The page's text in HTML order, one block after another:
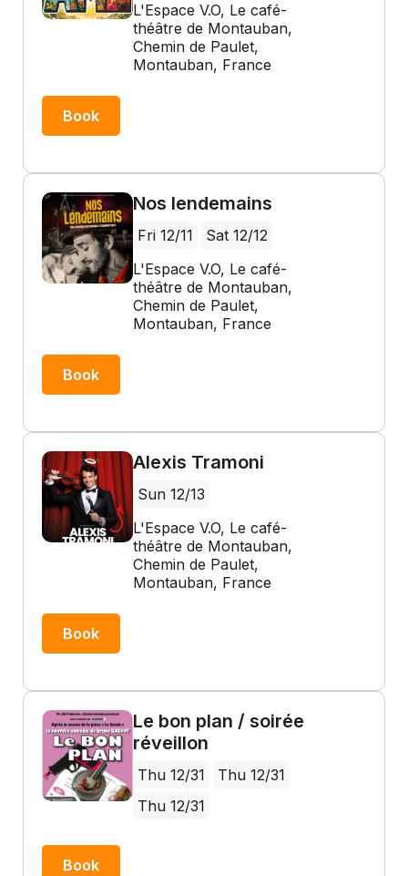
L'Espace V.O, Le café-
théâtre de Montauban,
Chemin de Paulet,
Montauban, France
Book
Nos lendemains
Fri 12/11
Sat 12/12
L'Espace V.O, Le café-
théâtre de Montauban,
Chemin de Paulet,
Montauban, France
Book
Alexis Tramoni
Sun 12/13
L'Espace V.O, Le café-
théâtre de Montauban,
Chemin de Paulet,
Montauban, France
Book
Le bon plan / soirée
réveillon
Thu 12/31
Thu 12/31
Thu 12/31
Book